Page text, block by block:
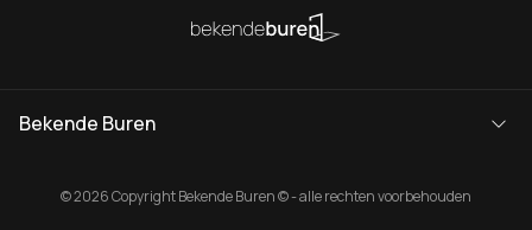
Bekende Buren
© 2026 Copyright Bekende Buren © - alle rechten voorbehouden